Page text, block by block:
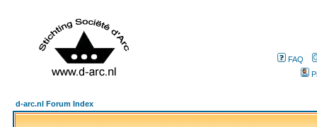
FAQ
d-arc.nl Forum Index